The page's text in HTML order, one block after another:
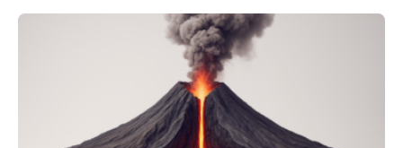
Domänen auf einem dieser „Riesenmagnetfossilien” mit
einer raffinierten Methode an der Diamond-
Röntgenquelle zu kartieren. Ihre Analyse zeigt, dass
diese Partikel es den Organismen ermöglicht haben
könnten, winzige Schwankungen sowohl in der
Richtung als auch in der Intensität des Erdmagnetfelds